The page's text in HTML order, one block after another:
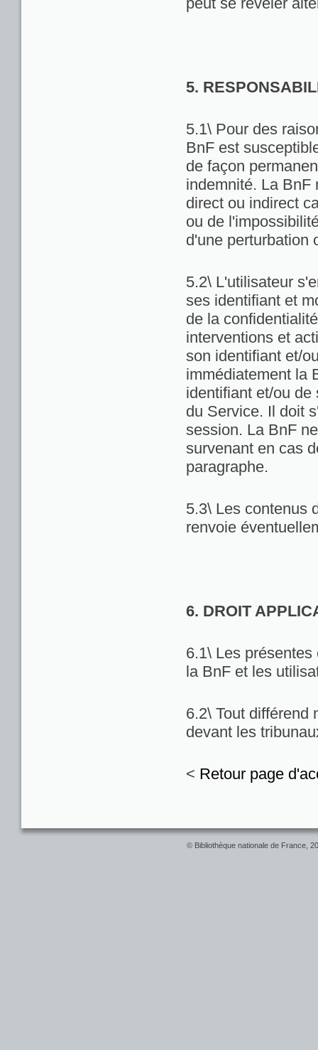
5.
5.1\ Pour des
BnF est
de façon
indemnité. La BnF
direct ou indirect
ou de
d'une perturbation
5.2\ L'utilisateur
ses identifiant et
de la
interventions et
son identifiant et/
immédiatement la
identifiant et/ou
du Service. Il doit
session. La BnF
survenant en cas
paragraphe.
5.3\ Les contenus
renvoie
6. DROIT
6.1\ Les
la BnF et les
6.2\ Tout différend
devant les
< Retour page
© Bibliothèque nationale de France,